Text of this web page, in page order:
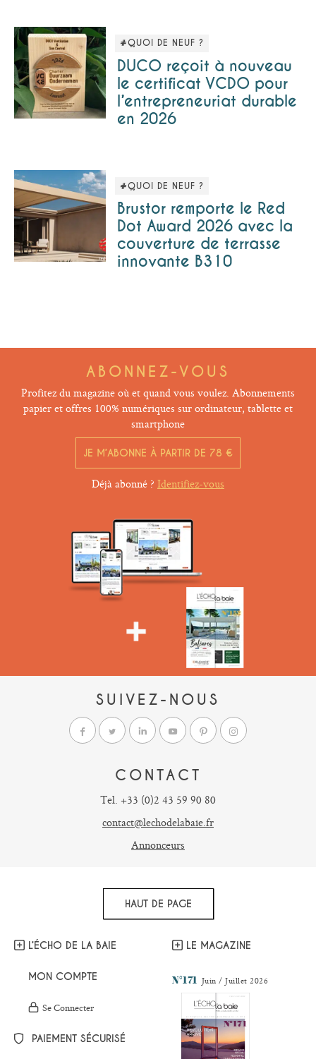
#QUOI DE NEUF ?
DUCO reçoit à nouveau
le certificat VCDO pour
l’entrepreneuriat durable
en 2026
#QUOI DE NEUF ?
Brustor remporte le Red
Dot Award 2026 avec la
couverture de terrasse
innovante B310
ABONNEZ-VOUS
Profitez du magazine où et quand vous voulez. Abonnements
papier et offres 100% numériques sur ordinateur, tablette et
smartphone
JE M’ABONNE À PARTIR DE 78 €
Déjà abonné ? Identifiez-vous
SUIVEZ-NOUS
CONTACT
Tel. +33 (0)2 43 59 90 80
contact@lechodelabaie.fr
Annonceurs
HAUT DE PAGE
L’ÉCHO DE LA BAIE
MON COMPTE
Se Connecter
PAIEMENT SÉCURISÉ
LE MAGAZINE
N°171 Juin / Juillet 2026